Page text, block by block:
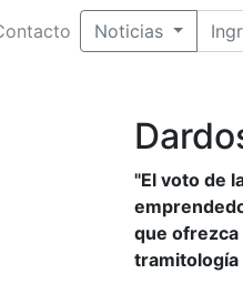
Noticias
"El voto de
que ofrezca
tramitología